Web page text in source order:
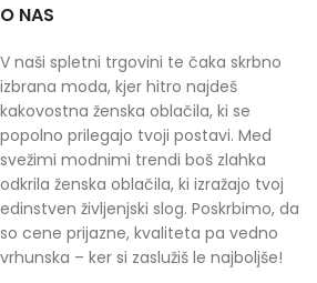
O NAS
V naši spletni trgovini te čaka skrbno
izbrana moda, kjer hitro najdeš
kakovostna ženska oblačila, ki se
popolno prilegajo tvoji postavi. Med
svežimi modnimi trendi boš zlahka
odkrila ženska oblačila, ki izražajo tvoj
edinstven življenjski slog. Poskrbimo, da
so cene prijazne, kvaliteta pa vedno
vrhunska – ker si zaslužiš le najboljše!